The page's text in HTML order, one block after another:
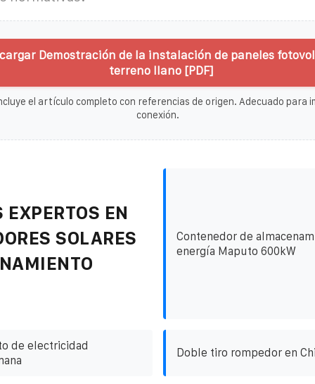
Demostración de la instalación de paneles
terreno llano [PDF]
el artículo completo con referencias de origen. Adecuado para
conexión.
EXPERTOS EN
SOLARES
Contenedor de
energía Maputo 600kW
de electricidad
Doble tiro rompedor en